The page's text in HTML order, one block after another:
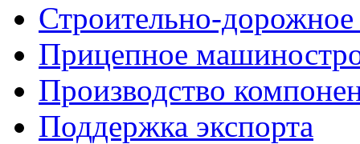
Строительно-
Прицепное
Производство
Поддержка экспорта